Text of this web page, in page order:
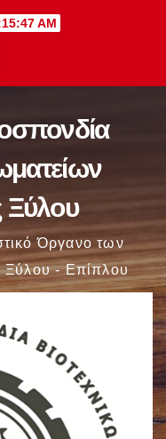
AM
Ξύλου
Όργανο των
Ξύλου - Επίπλου